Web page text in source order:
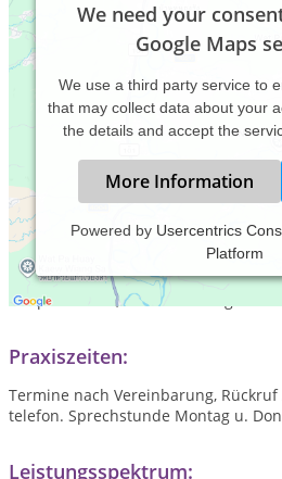
We need your
Google Maps
We use a third party service to
that may collect data about your
the details and accept the
More Information
Powered by Usercentrics
Platform
Verheiratet, 2 erwachsene Töchter,
Zahntechnikerin
Heilpraktikerin, seit 2008 in eigener
Praxiszeiten:
Termine nach Vereinbarung, Rückruf
telefon. Sprechstunde Montag u.
Leistungsspektrum: